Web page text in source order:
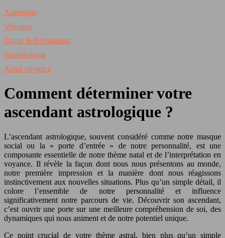
Astrologie
Voyance
Tarots & Divinations
Numérologie
Actus voyance
Comment déterminer votre
ascendant astrologique ?
L’ascendant astrologique, souvent considéré comme notre masque
social ou la « porte d’entrée » de notre personnalité, est une
composante essentielle de notre thème natal et de l’interprétation en
voyance. Il révèle la façon dont nous nous présentons au monde,
notre première impression et la manière dont nous réagissons
instinctivement aux nouvelles situations. Plus qu’un simple détail, il
colore l’ensemble de notre personnalité et influence
significativement notre parcours de vie. Découvrir son ascendant,
c’est ouvrir une porte sur une meilleure compréhension de soi, des
dynamiques qui nous animent et de notre potentiel unique.
Ce point crucial de votre thème astral, bien plus qu’un simple